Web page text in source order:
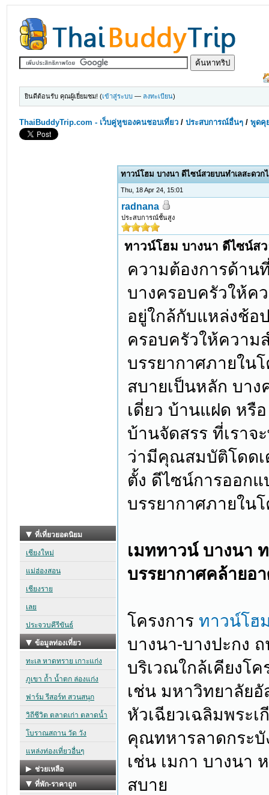
ยินดีต้อนรับ คุณผู้เยี่ยมชม! (เข้าสู่ระบบ — ลงทะเบียน)
ThaiBuddyTrip.com - เว็บคู่หูของคนชอบเที่ยว /ประสบการณ์อื่นๆ /พูดคุ
ทาวน์โฮม บางนา ดีไซน์สวยบนทำเลสะดวก
Thu, 18 Apr 24, 15:01
radnana
ประสบการณ์ชั้นสูง
ทาวน์โฮม บางนา ดีไซน์ส
ความต้องการด้าน
บางครอบครัวให้ค
อยู่ใกล้กับแหล่งช้อ
ครอบครัวให้ควา
บรรยากาศภายใน
สบายเป็นหลัก บาง
เดี่ยว บ้านแฝด หรื
บ้านจัดสรร ที่เราจ
ว่ามีคุณสมบัติโดดเ
ตั้ง ดีไซน์การออก
บรรยากาศภายใน
เมททาวน์ บางนา
บรรยากาศคล้ายอ
โครงการ ทาวน์โฮ
บางนา-บางปะกง
บริเวณใกล้เคียงโ
เช่น มหาวิทยาลัย
หัวเฉียวเฉลิมพระ
คุณทหารลาดกระบั
เช่น เมกา บางนา
สบาย